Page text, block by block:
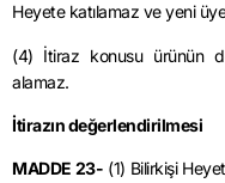
Heyete katılamaz ve yeni
(4) İtiraz konusu ürünün
alamaz.
İtirazın değerlendirilmesi
MADDE 23- (1) Bilirkişi